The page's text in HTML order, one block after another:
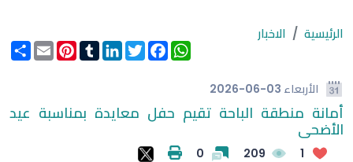
الرئيسية الاخبار
انشرEmail
PinterestTumblrLinkedInTwitter
Facebook
WhatsApp
الأربعاء 2026-06-03
أمانة منطقة الباحة تقيم حفل معايدة بمناسبة عيد
الأضحى
1
209
0